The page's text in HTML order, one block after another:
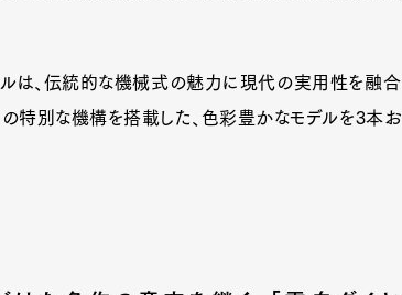
ルは、伝統的な機械式の魅力に現代の実用性を融合
特別な機構を搭載した、色彩豊かなモデルを3本お